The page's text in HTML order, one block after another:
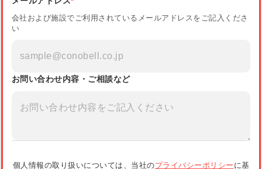
会社および施設でご利用されているメールアドレスをご記入くださ
い
お問い合わせ内容・ご相談など
個人情報の取り扱いについては、当社のプライバシーポリシー に基